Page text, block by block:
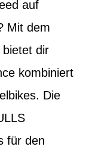
auf
Mit dem
bietet dir
kombiniert
Die
für den